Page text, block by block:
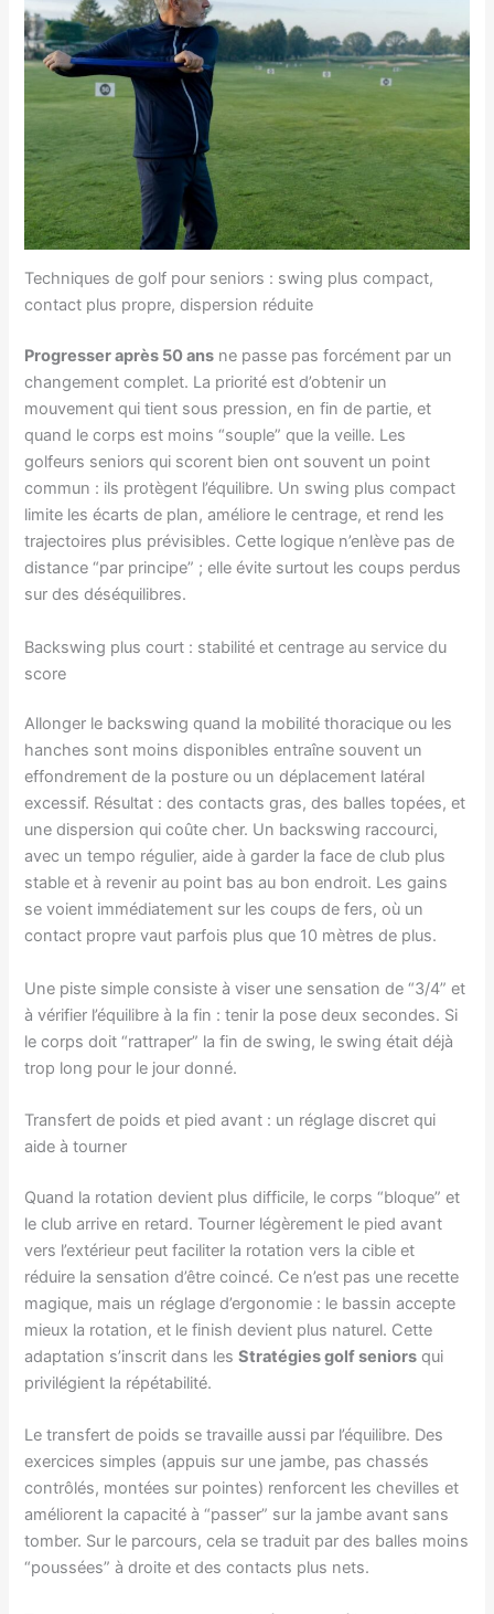
Techniques de golf pour seniors : swing plus compact,
contact plus propre, dispersion réduite
Progresser après 50 ans ne passe pas forcément par un
changement complet. La priorité est d’obtenir un
mouvement qui tient sous pression, en fin de partie, et
quand le corps est moins “souple” que la veille. Les
golfeurs seniors qui scorent bien ont souvent un point
commun : ils protègent l’équilibre. Un swing plus compact
limite les écarts de plan, améliore le centrage, et rend les
trajectoires plus prévisibles. Cette logique n’enlève pas de
distance “par principe” ; elle évite surtout les coups perdus
sur des déséquilibres.
Backswing plus court : stabilité et centrage au service du
score
Allonger le backswing quand la mobilité thoracique ou les
hanches sont moins disponibles entraîne souvent un
effondrement de la posture ou un déplacement latéral
excessif. Résultat : des contacts gras, des balles topées, et
une dispersion qui coûte cher. Un backswing raccourci,
avec un tempo régulier, aide à garder la face de club plus
stable et à revenir au point bas au bon endroit. Les gains
se voient immédiatement sur les coups de fers, où un
contact propre vaut parfois plus que 10 mètres de plus.
Une piste simple consiste à viser une sensation de “3/4” et
à vérifier l’équilibre à la fin : tenir la pose deux secondes. Si
le corps doit “rattraper” la fin de swing, le swing était déjà
trop long pour le jour donné.
Transfert de poids et pied avant : un réglage discret qui
aide à tourner
Quand la rotation devient plus difficile, le corps “bloque” et
le club arrive en retard. Tourner légèrement le pied avant
vers l’extérieur peut faciliter la rotation vers la cible et
réduire la sensation d’être coincé. Ce n’est pas une recette
magique, mais un réglage d’ergonomie : le bassin accepte
mieux la rotation, et le finish devient plus naturel. Cette
adaptation s’inscrit dans lesStratégies golf seniors qui
privilégient la répétabilité.
Le transfert de poids se travaille aussi par l’équilibre. Des
exercices simples (appuis sur une jambe, pas chassés
contrôlés, montées sur pointes) renforcent les chevilles et
améliorent la capacité à “passer” sur la jambe avant sans
tomber. Sur le parcours, cela se traduit par des balles moins
“poussées” à droite et des contacts plus nets.